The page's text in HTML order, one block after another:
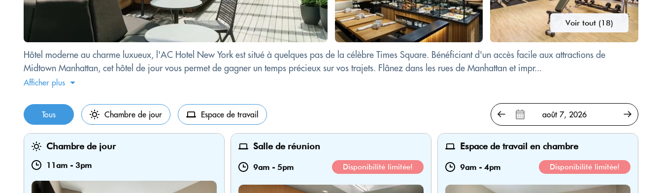
Voir tout (18)
Hôtel moderne au charme luxueux, l'AC Hotel New York est situé à quelques pas de la célèbre Times Square. Bénéficiant d'un accès facile aux attractions de
Midtown Manhattan, cet hôtel de jour vous permet de gagner un temps précieux sur vos trajets. Flânez dans les rues de Manhattan et impr...
Afficher plus
Tous Chambre de jour Espace de travail
Chambre de jour
11am - 3pm
Salle de réunion
9am - 5pm Disponibilité limitée!
Espace de travail en chambre
9am - 4pm Disponibilité limitée!